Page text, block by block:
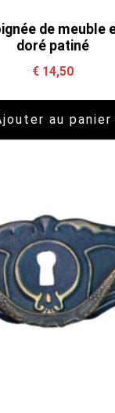
de meuble
doré patiné
€14,50
au panier